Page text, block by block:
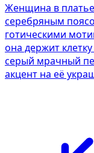
Женщина в платье
серебряным
готическими
она держит
серый мрачный
акцент на её